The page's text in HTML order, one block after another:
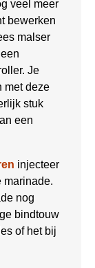
veel meer
bewerken
malser
Je
met deze
stuk
een
injecteer
marinade.
nog
bindtouw
of het bij